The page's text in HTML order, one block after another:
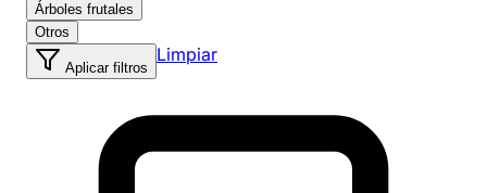
Árboles frutales
Otros
Aplicar filtros
Limpiar